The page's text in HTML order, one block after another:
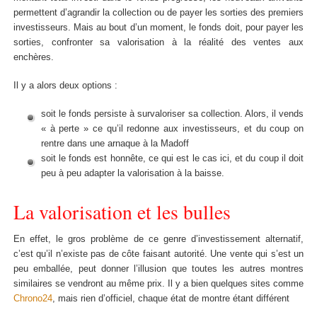
permettent d’agrandir la collection ou de payer les sorties des premiers
investisseurs. Mais au bout d’un moment, le fonds doit, pour payer les
sorties, confronter sa valorisation à la réalité des ventes aux
enchères.
Il y a alors deux options :
soit le fonds persiste à survaloriser sa collection. Alors, il vends
« à perte » ce qu’il redonne aux investisseurs, et du coup on
rentre dans une arnaque à la Madoff
soit le fonds est honnête, ce qui est le cas ici, et du coup il doit
peu à peu adapter la valorisation à la baisse.
La valorisation et les bulles
En effet, le gros problème de ce genre d’investissement alternatif,
c’est qu’il n’existe pas de côte faisant autorité. Une vente qui s’est un
peu emballée, peut donner l’illusion que toutes les autres montres
similaires se vendront au même prix. Il y a bien quelques sites comme
Chrono24, mais rien d’officiel, chaque état de montre étant différent